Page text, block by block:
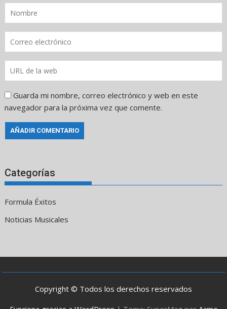
Guarda mi nombre, correo electrónico y web en este
navegador para la próxima vez que comente.
Categorías
Formula Éxitos
Noticias Musicales
Copyright © Todos los derechos reservados